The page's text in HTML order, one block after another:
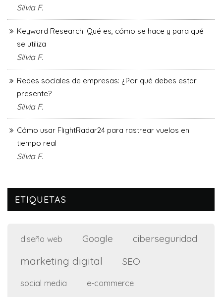
Silvia F.
Keyword Research: Qué es, cómo se hace y para qué
se utiliza
Silvia F.
Redes sociales de empresas: ¿Por qué debes estar
presente?
Silvia F.
Cómo usar FlightRadar24 para rastrear vuelos en
tiempo real
Silvia F.
ETIQUETAS
diseño web Google ciberseguridad
marketing digital SEO
social media e-commerce